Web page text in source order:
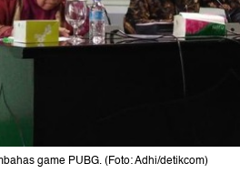
game PUBG. (Foto: Adhi/detikcom)